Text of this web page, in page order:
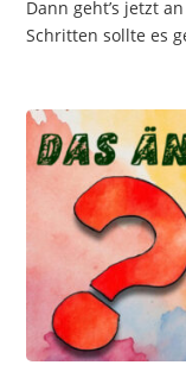
Dann geht’s jetzt
Schritten sollte es